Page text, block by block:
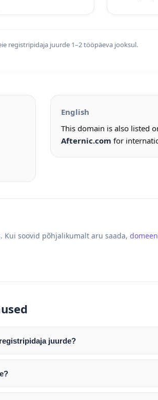
registripidaja juurde 1–2 tööpäeva jooksul.
English
This domain is also listed
Afternic.com for
Kui soovid põhjalikumalt aru saada,
juurde?
AUTH (EPP) koodi. Selle abil saate
vahelise protsessina ning võib võtta
Maksekinnituse järel edastame teile